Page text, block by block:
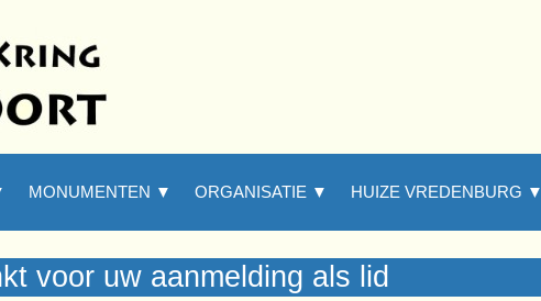
▼
MONUMENTEN ▼ ▼
ORGANISATIE ▼ ▼
HUIZE VREDENBURG ▼
voor uw aanmelding als lid